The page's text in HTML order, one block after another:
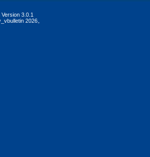
3.0.1
2026。